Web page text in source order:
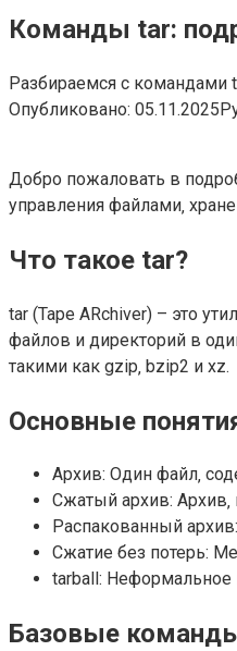
Команды tar:
Разбираемся с командами
Опубликовано: 05.11.2025
Добро пожаловать в
управления файлами‚
Что такое tar?
tar (Tape ARchiver) – это
файлов и директорий в
такими как gzip‚ bzip2 и xz.
Основные
Архив: Один файл‚
Сжатый архив:
Распакованный
Сжатие без потерь:
tarball: Неформальное
Базовые